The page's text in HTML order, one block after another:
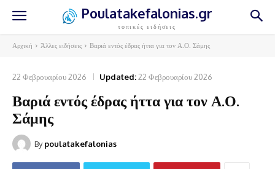
Poulatakefalonias.gr
τοπικές ειδήσεις
Αρχική Άλλες ειδήσεις Βαριά εντός έδρας ήττα για τον Α.Ο. Σάμης
22 Φεβρουαρίου 2026 Updated:22 Φεβρουαρίου 2026
Βαριά εντός έδρας ήττα για τον Α.Ο.
Σάμης
By poulatakefalonias